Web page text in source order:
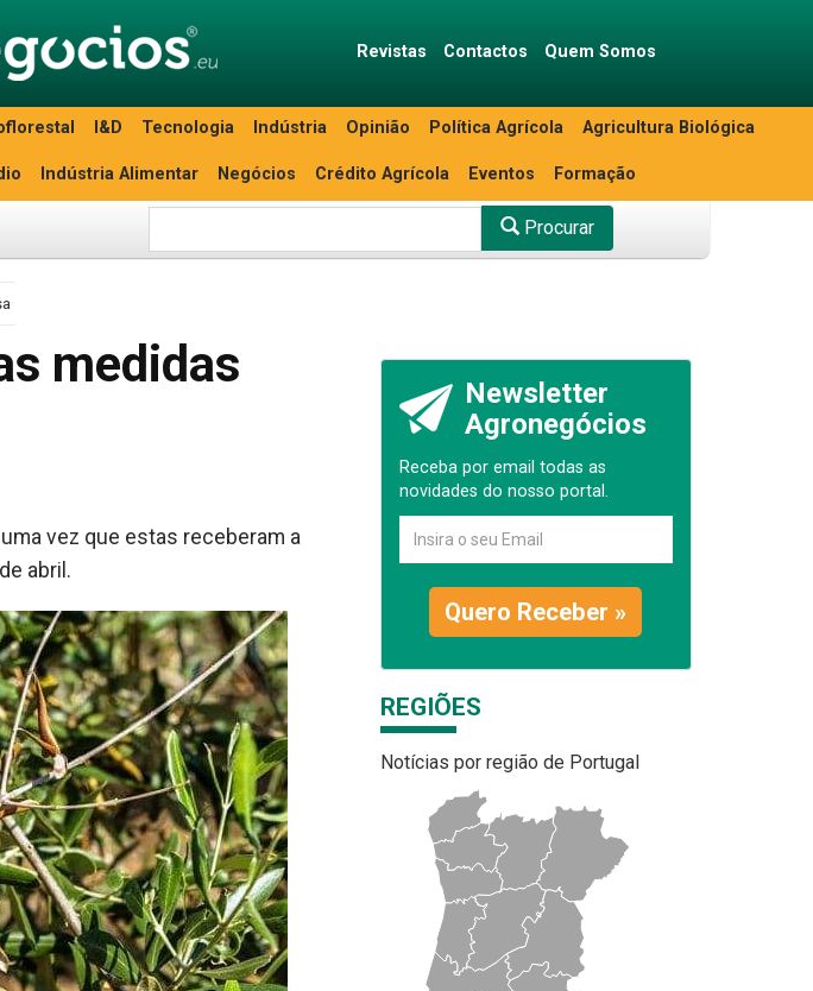
Revistas Contactos Quem Somos
I&D Tecnologia Indústria Opinião Política Agrícola Agricultura Biológica
Indústria Alimentar Negócios Crédito Agrícola Eventos Formação
Procurar
medidas
vez que estas receberam a
abril.
Newsletter
Agronegócios
Receba por email todas as
novidades do nosso portal.
Quero Receber »
REGIÕES
Notícias por região de Portugal